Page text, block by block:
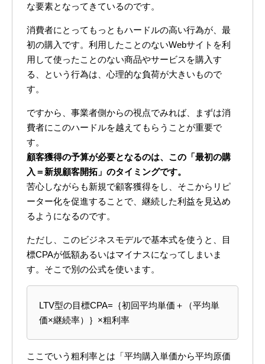
な要素となってきているのです。
消費者にとってもっともハードルの高い行為が、最
初の購入です。利用したことのないWebサイトを利
用して使ったことのない商品やサービスを購入す
る、という行為は、心理的な負荷が大きいもので
す。
ですから、事業者側からの視点でみれば、まずは消
費者にこのハードルを越えてもらうことが重要で
す。
顧客獲得の予算が必要となるのは、この「最初の購
入＝新規顧客開拓」のタイミングです。
苦心しながらも新規で顧客獲得をし、そこからリピ
ーター化を促進することで、継続した利益を見込め
るようになるのです。
ただし、このビジネスモデルで基本式を使うと、目
標CPAが低額あるいはマイナスになってしまいま
す。そこで別の公式を使います。
LTV型の目標CPA=｛初回平均単価＋（平均単
価×継続率）｝×粗利率
ここでいう粗利率とは「平均購入単価から平均原価